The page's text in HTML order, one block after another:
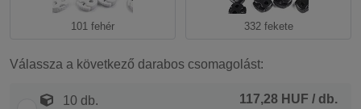
101 fehér 332 fekete
Válassza a következő darabos csomagolást:
10 db. 117,28 HUF / db.